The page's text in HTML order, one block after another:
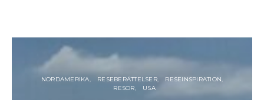
NORDAMERIKA RESEBERÄTTELSER
RESEINSPIRATION
RESOR
USA